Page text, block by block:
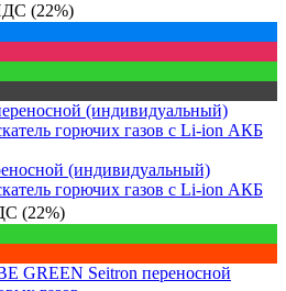
(22%)
(индивидуальный)
горючих газов с Li-ion АКБ
(22%)